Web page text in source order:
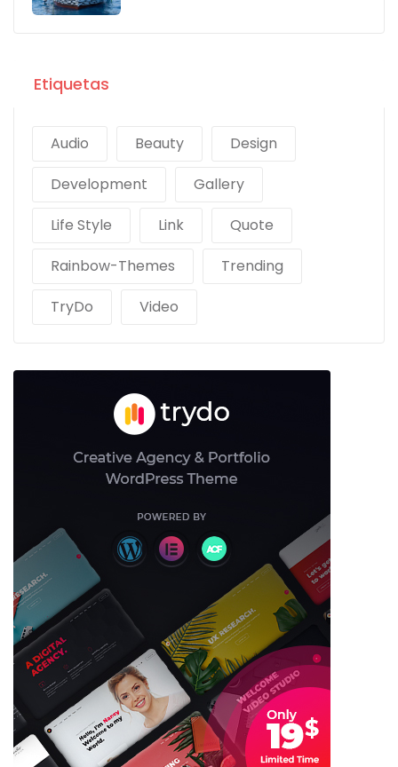
Etiquetas
Audio Beauty
Design
Development
Gallery
Life Style
Link
Quote
Rainbow-Themes
Trending
TryDo
Video